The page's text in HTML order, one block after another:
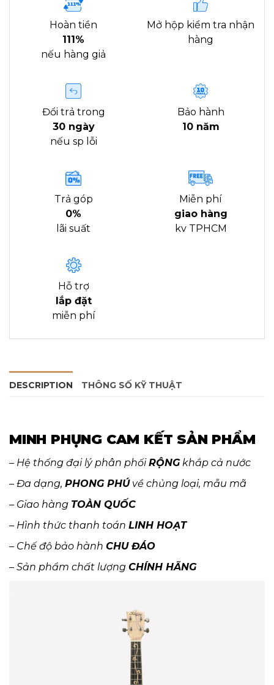
Hoàn tiền
111%
nếu hàng giả
Mở hộp kiểm tra nhận
hàng
Đổi trả trong
30 ngày
nếu sp lỗi
Bảo hành
10 năm
Trả góp
0%
lãi suất
Miễn phí
giao hàng
kv TPHCM
Hỗ trợ
lắp đặt
miễn phí
DESCRIPTION THÔNG SỐ KỸ THUẬT
MINH PHỤNG CAM KẾT SẢN PHẨM
– Hệ thống đại lý phân phốiRỘNGkhắp cả nước
– Đa dạng, PHONG PHÚvề chủng loại, mẫu mã
– Giao hàng TOÀN QUỐC
– Hình thức thanh toán LINH HOẠT
– Chế độ bảo hành CHU ĐÁO
– Sản phẩm chất lượng CHÍNH HÃNG